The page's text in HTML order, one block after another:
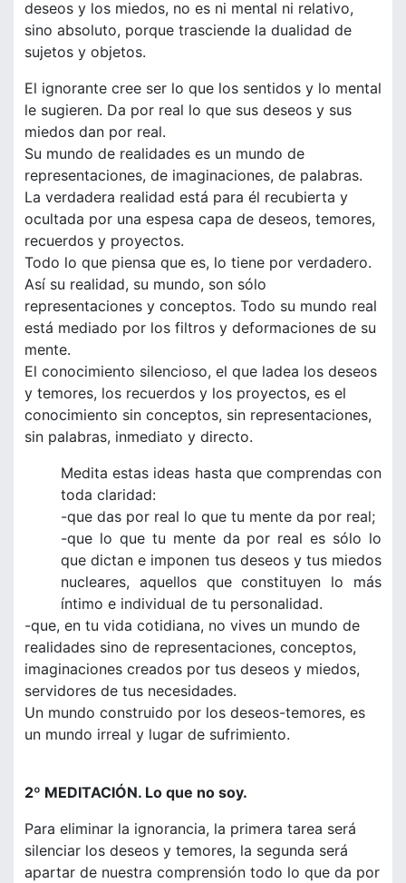
deseos y los miedos, no es ni mental ni relativo,
sino absoluto, porque trasciende la dualidad de
sujetos y objetos.
El ignorante cree ser lo que los sentidos y lo mental
le sugieren. Da por real lo que sus deseos y sus
miedos dan por real.
Su mundo de realidades es un mundo de
representaciones, de imaginaciones, de palabras.
La verdadera realidad está para él recubierta y
ocultada por una espesa capa de deseos, temores,
recuerdos y proyectos.
Todo lo que piensa que es, lo tiene por verdadero.
Así su realidad, su mundo, son sólo
representaciones y conceptos. Todo su mundo real
está mediado por los filtros y deformaciones de su
mente.
El conocimiento silencioso, el que ladea los deseos
y temores, los recuerdos y los proyectos, es el
conocimiento sin conceptos, sin representaciones,
sin palabras, inmediato y directo.
Medita estas ideas hasta que comprendas con
toda claridad:
-que das por real lo que tu mente da por real;
-que lo que tu mente da por real es sólo lo
que dictan e imponen tus deseos y tus miedos
nucleares, aquellos que constituyen lo más
íntimo e individual de tu personalidad.
-que, en tu vida cotidiana, no vives un mundo de
realidades sino de representaciones, conceptos,
imaginaciones creados por tus deseos y miedos,
servidores de tus necesidades.
Un mundo construido por los deseos-temores, es
un mundo irreal y lugar de sufrimiento.
2º MEDITACIÓN. Lo que no soy.
Para eliminar la ignorancia, la primera tarea será
silenciar los deseos y temores, la segunda será
apartar de nuestra comprensión todo lo que da por